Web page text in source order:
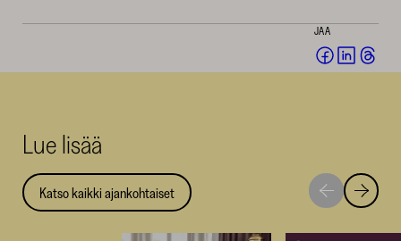
JAA
Jaa Jaa
Lue lisää
Katso kaikki ajankohtaiset
Siirry
seuraavaan
Siirry